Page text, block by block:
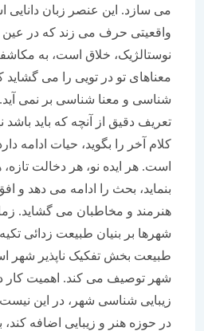
می سازد. این عنصر زبان دانایی است،
واقعیتی حرف می زند که در عین نگاه به
نوستالژیک، خلاق است، به مکاشفه می
معناهای تو در تویی را می گشاید که از
شناسی و معنا شناسی بر نمی آید. آدمی
تعریف دقیق از آنچه که باید باشد نیست
کلام آخر را بگوید، حیات ادامه دارد و به
است. هر ایده نو، هر دخالت تازه،
بنماید، بحث را ادامه می دهد و افق
هنرمند و مخاطبان می گشاید. زمانی
شهرها بر بنیان طبیعت زدائی تکیه می
طبیعت بخش تفکیک ناپذیر شهر است و
شهر توصیف می کند. اهمیت کار در
زیبایی شناسی شهر، در این نیست که
در حوزه هنر و زیبایی اضافه کند، بلکه